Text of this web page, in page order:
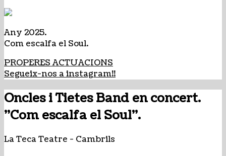
Any 2025.
Com escalfa el Soul.
PROPERES ACTUACIONS
Segueix-nos a instagram!!
Oncles i Tietes Band en concert.
"Com escalfa el Soul".
La Teca Teatre - Cambrils